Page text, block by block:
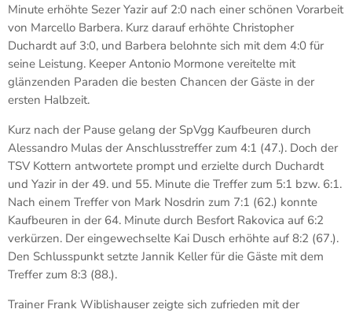
Minute erhöhte Sezer Yazir auf 2:0 nach einer schönen Vorarbeit
von Marcello Barbera. Kurz darauf erhöhte Christopher
Duchardt auf 3:0, und Barbera belohnte sich mit dem 4:0 für
seine Leistung. Keeper Antonio Mormone vereitelte mit
glänzenden Paraden die besten Chancen der Gäste in der
ersten Halbzeit.
Kurz nach der Pause gelang der SpVgg Kaufbeuren durch
Alessandro Mulas der Anschlusstreffer zum 4:1 (47.). Doch der
TSV Kottern antwortete prompt und erzielte durch Duchardt
und Yazir in der 49. und 55. Minute die Treffer zum 5:1 bzw. 6:1.
Nach einem Treffer von Mark Nosdrin zum 7:1 (62.) konnte
Kaufbeuren in der 64. Minute durch Besfort Rakovica auf 6:2
verkürzen. Der eingewechselte Kai Dusch erhöhte auf 8:2 (67.).
Den Schlusspunkt setzte Jannik Keller für die Gäste mit dem
Treffer zum 8:3 (88.).
Trainer Frank Wiblishauser zeigte sich zufrieden mit der